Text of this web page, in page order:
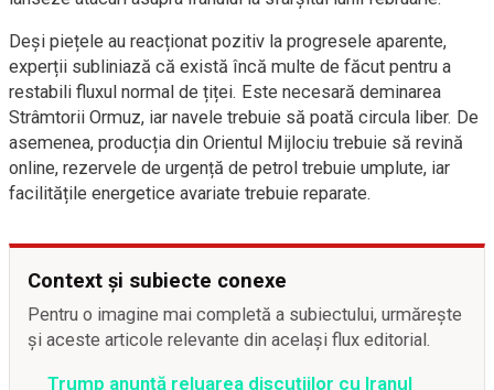
Deși piețele au reacționat pozitiv la progresele aparente,
experții subliniază că există încă multe de făcut pentru a
restabili fluxul normal de țiței. Este necesară deminarea
Strâmtorii Ormuz, iar navele trebuie să poată circula liber. De
asemenea, producția din Orientul Mijlociu trebuie să revină
online, rezervele de urgență de petrol trebuie umplute, iar
facilitățile energetice avariate trebuie reparate.
Context și subiecte conexe
Pentru o imagine mai completă a subiectului, urmărește
și aceste articole relevante din același flux editorial.
Trump anunță reluarea discuțiilor cu Iranul